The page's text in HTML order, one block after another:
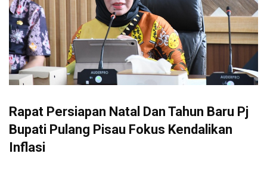
Rapat Persiapan Natal Dan Tahun Baru Pj
Bupati Pulang Pisau Fokus Kendalikan
Inflasi